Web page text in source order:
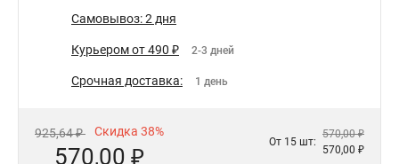
Самовывоз: 2 дня
Курьером от 490 ₽ 2-3 дней
Срочная доставка: 1 день
925,64 ₽ Скидка 38%
570,00 ₽
От 15 шт:
570,00 ₽
570,00 ₽